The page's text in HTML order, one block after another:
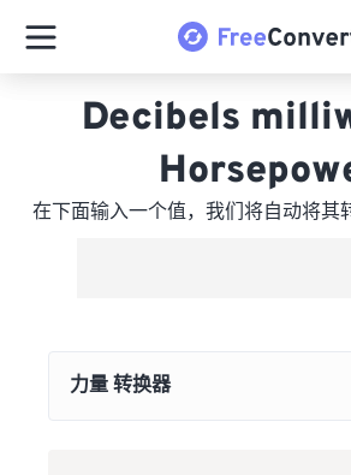
Decibels
在下面输入一个值，我们将自动将其